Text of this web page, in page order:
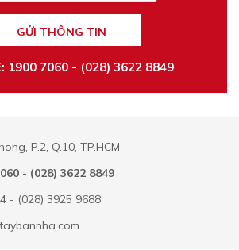
GỬI THÔNG TIN
1900 7060 - (028) 3622 8849
P.2, Q.10, TP.HCM
- (028) 3622 8849
- (028) 3925 9688